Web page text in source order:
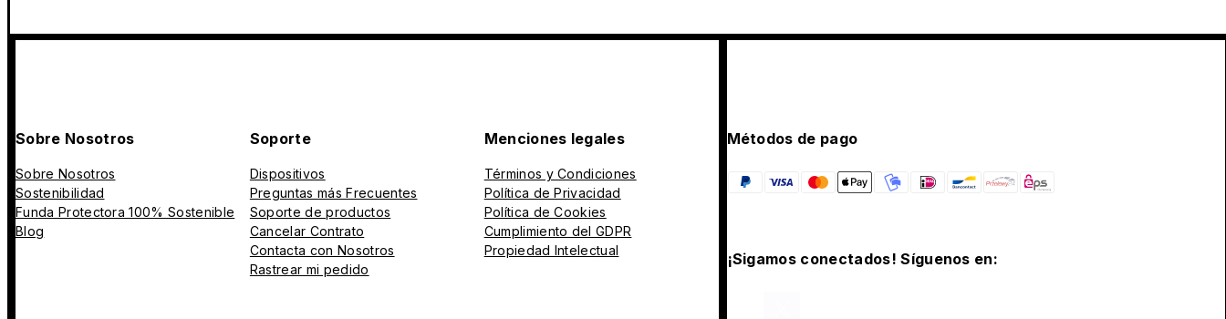
Sobre Nosotros
Sobre Nosotros
Sostenibilidad
Funda Protectora 100% Sostenible
Blog
Soporte
Dispositivos
Preguntas más Frecuentes
Soporte de productos
Cancelar Contrato
Contacta con Nosotros
Rastrear mi pedido
Menciones legales
Términos y Condiciones
Política de Privacidad
Política de Cookies
Cumplimiento del GDPR
Propiedad Intelectual
Métodos de pago
¡Sigamos conectados! Síguenos en: